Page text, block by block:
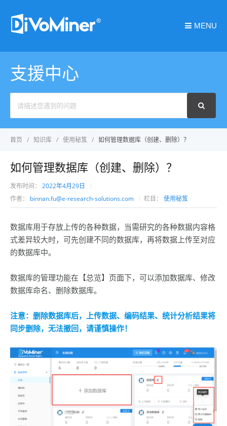
MENU
支援中心
首页 知识库 使用秘笈 如何管理数据库（创建、删除）？
如何管理数据库（创建、删除）？
发布时间：
2022年4月29日
作者：
binnan.fu@e-research-solutions.com 栏目： 使用秘笈
数据库用于存放上传的各种数据，当需研究的各种数据内容格
式差异较大时，可先创建不同的数据库，再将数据上传至对应
的数据库中。
数据库的管理功能在【总览】页面下，可以添加数据库、修改
数据库命名、删除数据库。
注意：删除数据库后，上传数据、编码结果、统计分析结果将
同步删除，无法撤回，请谨慎操作！